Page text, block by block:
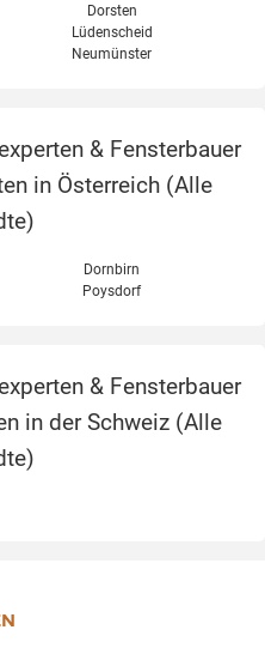
Dorsten
Lüdenscheid
Neumünster
& Fensterbauer
in Österreich (Alle
)
Dornbirn
Poysdorf
& Fensterbauer
in der Schweiz (Alle
)